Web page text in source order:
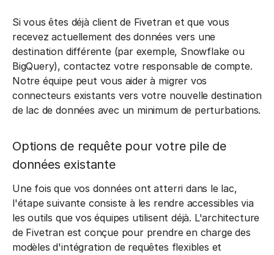
Si vous êtes déjà client de Fivetran et que vous
recevez actuellement des données vers une
destination différente (par exemple, Snowflake ou
BigQuery), contactez votre responsable de compte.
Notre équipe peut vous aider à migrer vos
connecteurs existants vers votre nouvelle destination
de lac de données avec un minimum de perturbations.
Options de requête pour votre pile de
données existante
Une fois que vos données ont atterri dans le lac,
l'étape suivante consiste à les rendre accessibles via
les outils que vos équipes utilisent déjà. L'architecture
de Fivetran est conçue pour prendre en charge des
modèles d'intégration de requêtes flexibles et